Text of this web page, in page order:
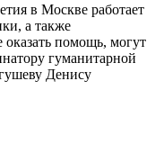
в Москве работает
а также
помощь, могут
гуманитарной
Денису